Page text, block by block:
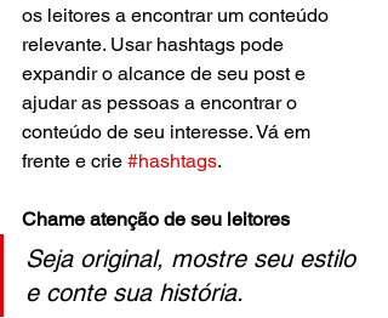
os leitores a encontrar um conteúdo
relevante. Usar hashtags pode
expandir o alcance de seu post e
ajudar as pessoas a encontrar o
conteúdo de seu interesse. Vá em
frente e crie #hashtags.
Chame atenção de seu leitores
Seja original, mostre seu estilo
e conte sua história.